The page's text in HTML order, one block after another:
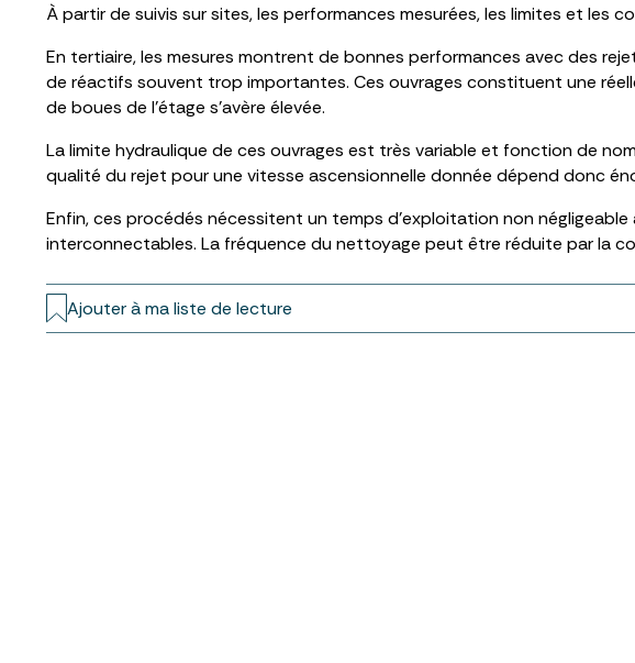
À partir de suivis sur sites, les performances mesurées, les limites et les
En tertiaire, les mesures montrent de bonnes performances avec des
de réactifs souvent trop importantes. Ces ouvrages constituent une
de boues de l’étage s’avère élevée.
La limite hydraulique de ces ouvrages est très variable et fonction de
qualité du rejet pour une vitesse ascensionnelle donnée dépend donc
Enfin, ces procédés nécessitent un temps d’exploitation non
interconnectables. La fréquence du nettoyage peut être réduite par la
Ajouter à ma liste de lecture